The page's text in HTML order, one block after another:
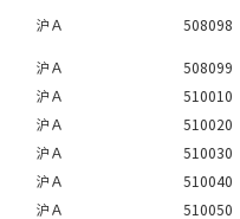
沪Ａ 508098
沪Ａ 508099
沪Ａ
510010
沪Ａ
510020
沪Ａ
510030
沪Ａ
510040
沪Ａ
510050